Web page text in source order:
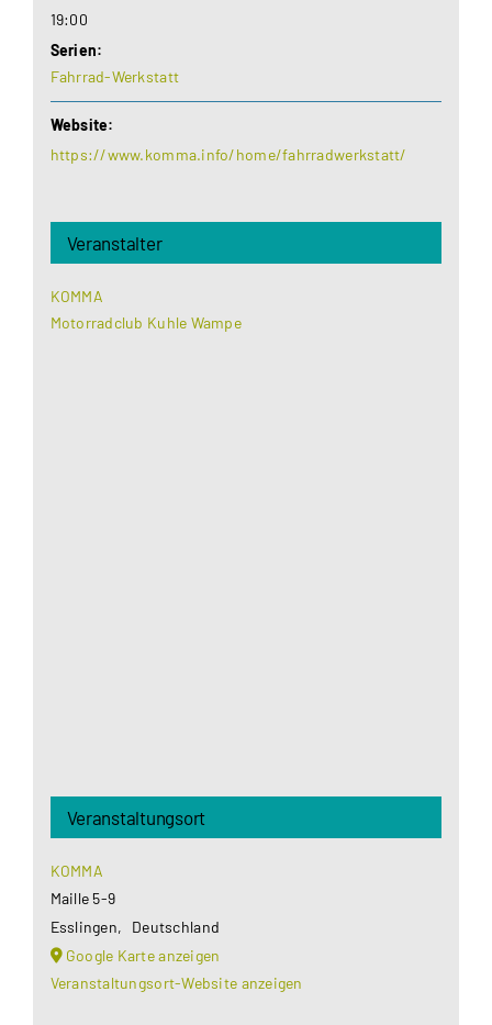
19:00
Serien:
Fahrrad-Werkstatt
Website:
https://www.komma.info/home/fahrradwerkstatt/
Veranstalter
KOMMA
Motorradclub Kuhle Wampe
Veranstaltungsort
KOMMA
Maille 5-9
Esslingen,
Deutschland
Google Karte anzeigen
Veranstaltungsort-Website anzeigen